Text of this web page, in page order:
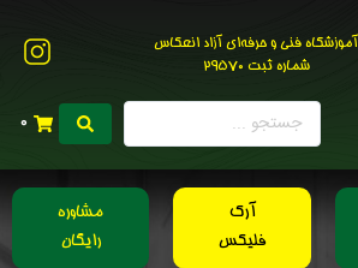
آموزشگاه فنی و حرفه‌ای آزاد انعکاس
شماره ثبت 29570
0
آرک
فلیکس
مشاوره
رایگان